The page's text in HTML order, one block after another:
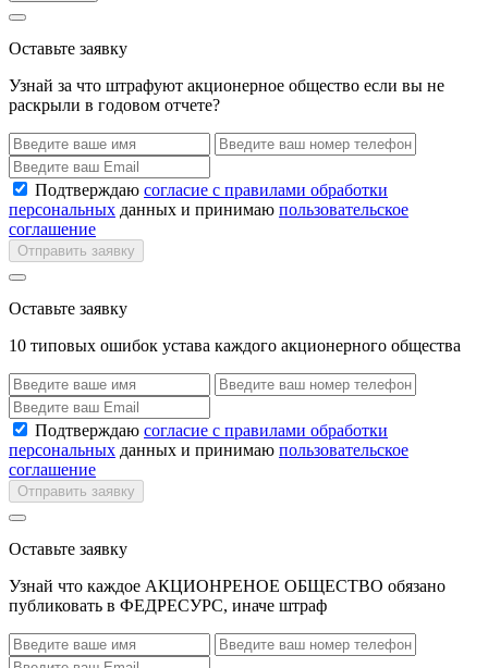
Оставьте заявку
Узнай за что штрафуют акционерное общество если вы не
раскрыли в годовом отчете?
Подтверждаю согласие с правилами обработки
персональных данных и принимаю пользовательское
соглашение
Отправить заявку
Оставьте заявку
10 типовых ошибок устава каждого акционерного общества
Подтверждаю согласие с правилами обработки
персональных данных и принимаю пользовательское
соглашение
Отправить заявку
Оставьте заявку
Узнай что каждое АКЦИОНРЕНОЕ ОБЩЕСТВО обязано
публиковать в ФЕДРЕСУРС, иначе штраф